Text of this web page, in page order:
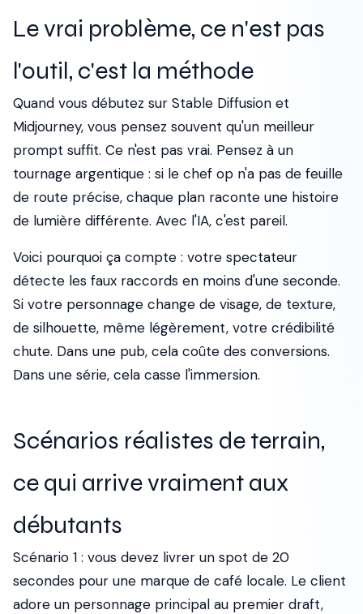
Le vrai problème, ce n'est pas
l'outil, c'est la méthode
Quand vous débutez sur Stable Diffusion et
Midjourney, vous pensez souvent qu'un meilleur
prompt suffit. Ce n'est pas vrai. Pensez à un
tournage argentique : si le chef op n'a pas de feuille
de route précise, chaque plan raconte une histoire
de lumière différente. Avec l'IA, c'est pareil.
Voici pourquoi ça compte : votre spectateur
détecte les faux raccords en moins d'une seconde.
Si votre personnage change de visage, de texture,
de silhouette, même légèrement, votre crédibilité
chute. Dans une pub, cela coûte des conversions.
Dans une série, cela casse l'immersion.
Scénarios réalistes de terrain,
ce qui arrive vraiment aux
débutants
Scénario 1 : vous devez livrer un spot de 20
secondes pour une marque de café locale. Le client
adore un personnage principal au premier draft,